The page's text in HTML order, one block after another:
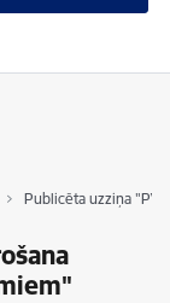
Publicēta uzziņa